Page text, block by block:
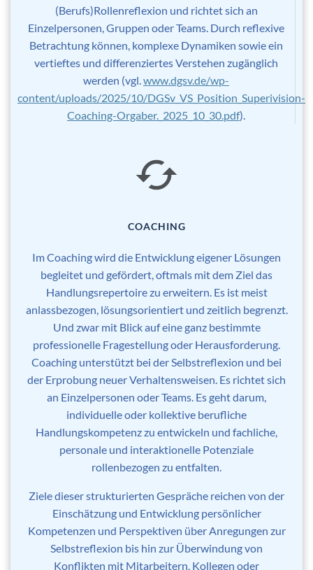
(Berufs)Rollenreflexion und richtet sich an
Einzelpersonen, Gruppen oder Teams. Durch reflexive
Betrachtung können, komplexe Dynamiken sowie ein
vertieftes und differenziertes Verstehen zugänglich
werden (vgl.www.dgsv.de/wp-
content/uploads/2025/10/DGSv_VS_Position_Superivision-
Coaching-Orgaber._2025_10_30.pdf).
COACHING
Im Coaching wird die Entwicklung eigener Lösungen
begleitet und gefördert, oftmals mit dem Ziel das
Handlungsrepertoire zu erweitern. Es ist meist
anlassbezogen, lösungsorientiert und zeitlich begrenzt.
Und zwar mit Blick auf eine ganz bestimmte
professionelle Fragestellung oder Herausforderung.
Coaching unterstützt bei der Selbstreflexion und bei
der Erprobung neuer Verhaltensweisen. Es richtet sich
an Einzelpersonen oder Teams. Es geht darum,
individuelle oder kollektive berufliche
Handlungskompetenz zu entwickeln und fachliche,
personale und interaktionelle Potenziale
rollenbezogen zu entfalten.
Ziele dieser strukturierten Gespräche reichen von der
Einschätzung und Entwicklung persönlicher
Kompetenzen und Perspektiven über Anregungen zur
Selbstreflexion bis hin zur Überwindung von
Konflikten mit Mitarbeitern, Kollegen oder